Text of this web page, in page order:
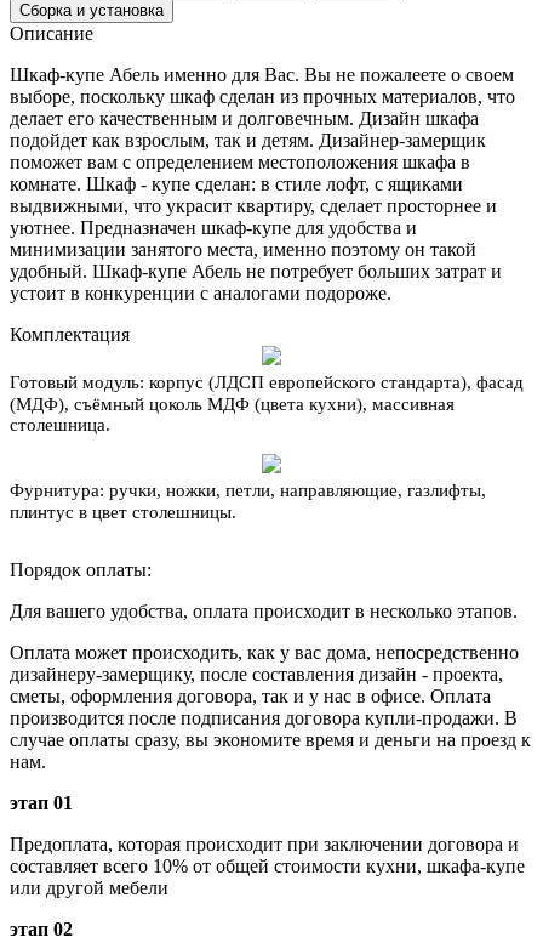
Сборка и установка
Описание
Шкаф-купе Абель именно для Вас. Вы не пожалеете о своем
выборе, поскольку шкаф сделан из прочных материалов, что
делает его качественным и долговечным. Дизайн шкафа
подойдет как взрослым, так и детям. Дизайнер-замерщик
поможет вам с определением местоположения шкафа в
комнате. Шкаф - купе сделан: в стиле лофт, c ящиками
выдвижными, что украсит квартиру, сделает просторнее и
уютнее. Предназначен шкаф-купе для удобства и
минимизации занятого места, именно поэтому он такой
удобный. Шкаф-купе Абель не потребует больших затрат и
устоит в конкуренции с аналогами подороже.
Комплектация
Готовый модуль: корпус (ЛДСП европейского стандарта), фасад
(МДФ), съёмный цоколь МДФ (цвета кухни), массивная
столешница.
Фурнитура: ручки, ножки, петли, направляющие, газлифты,
плинтус в цвет столешницы.
Порядок оплаты:
Для вашего удобства, оплата происходит в несколько этапов.
Оплата может происходить, как у вас дома, непосредственно
дизайнеру-замерщику, после составления дизайн - проекта,
сметы, оформления договора, так и у нас в офисе. Оплата
производится после подписания договора купли-продажи. В
случае оплаты сразу, вы экономите время и деньги на проезд к
нам.
этап 01
Предоплата, которая происходит при заключении договора и
составляет всего 10% от общей стоимости кухни, шкафа-купе
или другой мебели
этап 02